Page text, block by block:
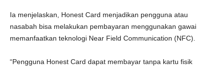
Ia menjelaskan, Honest Card menjadikan pengguna atau
nasabah bisa melakukan pembayaran menggunakan gawai
memanfaatkan teknologi Near Field Communication (NFC).
“Pengguna Honest Card dapat membayar tanpa kartu fisik